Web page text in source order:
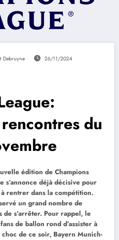
Debruyne 26/11/2024
du
édition de Champions
s’annonce déjà décisive pour
rentrer dans la compétition.
un grand nombre de
de s’arrêter. Pour rappel, le
de ballon rond d’assister à
de ce soir, Bayern Munich-